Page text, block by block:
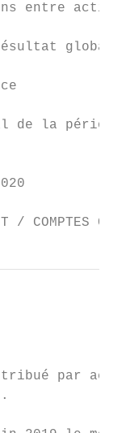
entre
global
de la
/ COMPTES
par